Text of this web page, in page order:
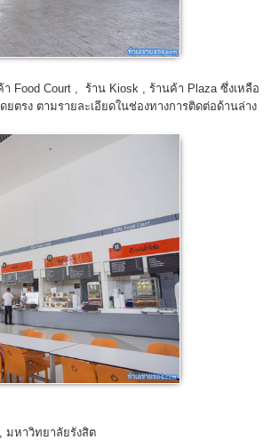
Food Court , ร้าน Kiosk , ร้านค้า Plaza ซึ่งเหลือ
รง ตามรายละเอียดในช่องทางการติดต่อด้านล่าง
มหาวิทยาลัยรังสิต